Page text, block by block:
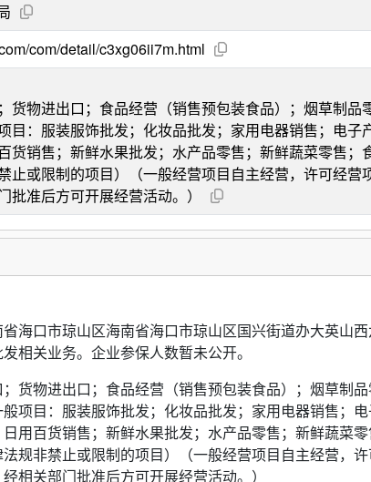
com/detail/c3xg06ii7m.html
货物进出口；食品经营（销售预包装食品）；烟草制品
目：服装服饰批发；化妆品批发；家用电器销售；电子
货销售；新鲜水果批发；水产品零售；新鲜蔬菜零售；
止或限制的项目）（一般经营项目自主经营，许可经营
批准后方可开展经营活动。）
海口市琼山区海南省海口市琼山区国兴街道办大英山
相关业务。企业参保人数暂未公开。
货物进出口；食品经营（销售预包装食品）；烟草制
项目：服装服饰批发；化妆品批发；家用电器销售；
用百货销售；新鲜水果批发；水产品零售；新鲜蔬菜
规非禁止或限制的项目）（一般经营项目自主经营，
相关部门批准后方可开展经营活动。）